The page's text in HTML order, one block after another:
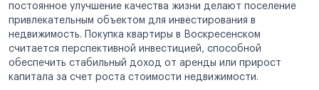
постоянное улучшение качества жизни делают поселение
привлекательным объектом для инвестирования в
недвижимость. Покупка квартиры в Воскресенском
считается перспективной инвестицией, способной
обеспечить стабильный доход от аренды или прирост
капитала за счет роста стоимости недвижимости.